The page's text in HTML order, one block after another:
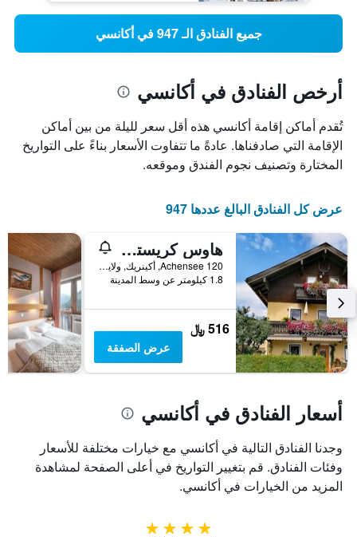
جميع الفنادق الـ 947 في أكانسي
أرخص الفنادق في أكانسي
تُقدم أماكن إقامة أكانسي هذه أقل سعر لليلة من بين أماكن
الإقامة التي صادفناها. عادةً ما تتفاوت الأسعار بناءً على التواريخ
المختارة وتصنيف نجوم الفندق وموقعه.
عرض كل الفنادق البالغ عددها 947
هاوس كريستلوم
Achensee 120, أكينريك, ولاية تيرول, النمسا
1.8 كيلومتر عن وسط المدينة
516 ﷼
عرض الصفقة
أسعار الفنادق في أكانسي
وجدنا الفنادق التالية في أكانسي مع خيارات مختلفة للأسعار
وفئات الفنادق. قم بتغيير التواريخ في أعلى الصفحة لمشاهدة
المزيد من الخيارات في أكانسي.
4 نجوم